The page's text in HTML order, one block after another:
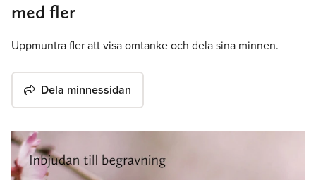
med fler
Uppmuntra fler att visa omtanke och dela sina minnen.
Dela minnessidan